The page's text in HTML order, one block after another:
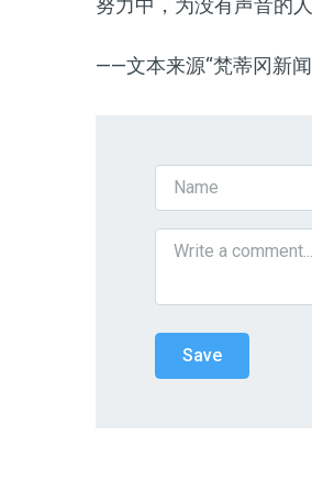
努力中，为没有声音的
——文本来源“梵蒂冈新闻